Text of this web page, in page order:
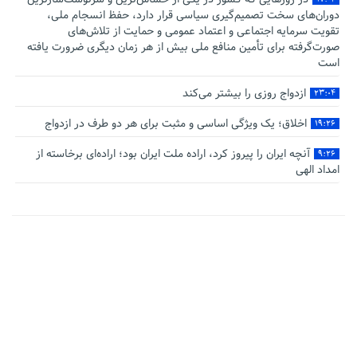
دوران‌های سخت تصمیم‌گیری سیاسی قرار دارد، حفظ انسجام ملی،
تقویت سرمایه اجتماعی و اعتماد عمومی و حمایت از تلاش‌های
صورت‌گرفته برای تأمین منافع ملی بیش از هر زمان دیگری ضرورت یافته
است
۲۳:۰۴ ازدواج روزی را بیشتر می‌کند
۱۹:۲۶ اخلاق؛ یک ویژگی اساسی و مثبت برای هر دو طرف در ازدواج
۹:۲۶
آنچه ایران را پیروز کرد، اراده ملت ایران بود؛ اراده‌ای برخاسته از
امداد الهی